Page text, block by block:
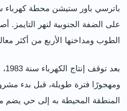
باترسي باور ستيشن محطة كهرباء
على الضفة الجنوبية لنهر التايمز.
الطوب ومداخنها الأربع من أكثر
ومهجورًا فترة طويلة، قبل بدء
المنطقة المحيطة به إلى حي يضم